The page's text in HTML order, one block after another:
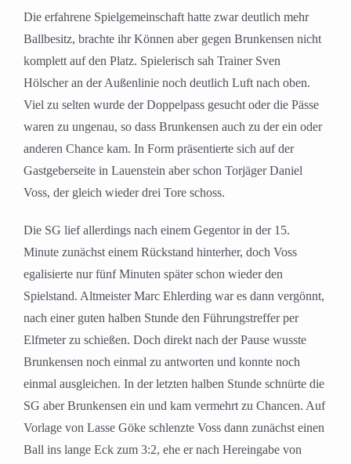
Die erfahrene Spielgemeinschaft hatte zwar deutlich mehr
Ballbesitz, brachte ihr Können aber gegen Brunkensen nicht
komplett auf den Platz. Spielerisch sah Trainer Sven
Hölscher an der Außenlinie noch deutlich Luft nach oben.
Viel zu selten wurde der Doppelpass gesucht oder die Pässe
waren zu ungenau, so dass Brunkensen auch zu der ein oder
anderen Chance kam. In Form präsentierte sich auf der
Gastgeberseite in Lauenstein aber schon Torjäger Daniel
Voss, der gleich wieder drei Tore schoss.
Die SG lief allerdings nach einem Gegentor in der 15.
Minute zunächst einem Rückstand hinterher, doch Voss
egalisierte nur fünf Minuten später schon wieder den
Spielstand. Altmeister Marc Ehlerding war es dann vergönnt,
nach einer guten halben Stunde den Führungstreffer per
Elfmeter zu schießen. Doch direkt nach der Pause wusste
Brunkensen noch einmal zu antworten und konnte noch
einmal ausgleichen. In der letzten halben Stunde schnürte die
SG aber Brunkensen ein und kam vermehrt zu Chancen. Auf
Vorlage von Lasse Göke schlenzte Voss dann zunächst einen
Ball ins lange Eck zum 3:2, ehe er nach Hereingabe von